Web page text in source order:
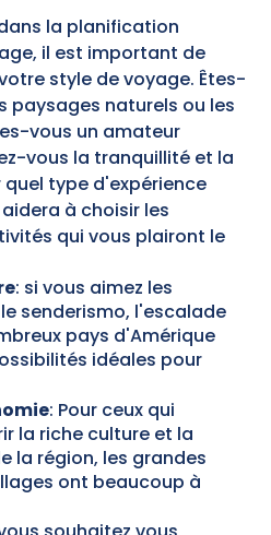
la planification
il est important de
style de voyage. Êtes-
paysages naturels ou les
vous un amateur
vous la tranquillité et la
type d'expérience
à choisir les
qui vous plairont le
: si vous aimez les
senderismo, l'escalade
pays d'Amérique
idéales pour
: Pour ceux qui
la riche culture et la
la région, les grandes
ont beaucoup à